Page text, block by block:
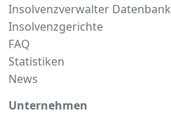
Insolvenzverwalter Datenbank
Insolvenzgerichte
FAQ
Statistiken
News
Unternehmen